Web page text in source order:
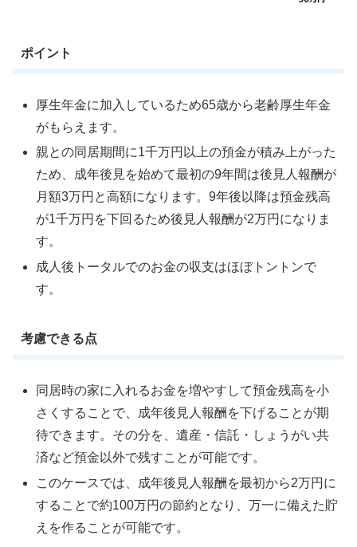
ポイント
厚生年金に加入しているため65歳から老齢厚生年金
がもらえます。
親との同居期間に1千万円以上の預金が積み上がった
ため、成年後見を始めて最初の9年間は後見人報酬が
月額3万円と高額になります。9年後以降は預金残高
が1千万円を下回るため後見人報酬が2万円になりま
す。
成人後トータルでのお金の収支はほぼトントンで
す。
考慮できる点
同居時の家に入れるお金を増やすして預金残高を小
さくすることで、成年後見人報酬を下げることが期
待できます。その分を、遺産・信託・しょうがい共
済など預金以外で残すことが可能です。
このケースでは、成年後見人報酬を最初から2万円に
することで約100万円の節約となり、万一に備えた貯
えを作ることが可能です。